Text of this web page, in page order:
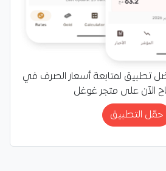
تطبيق لمتابعة أسعار الصرف في
الآن على متجر غوغل
حمّل التطبيق